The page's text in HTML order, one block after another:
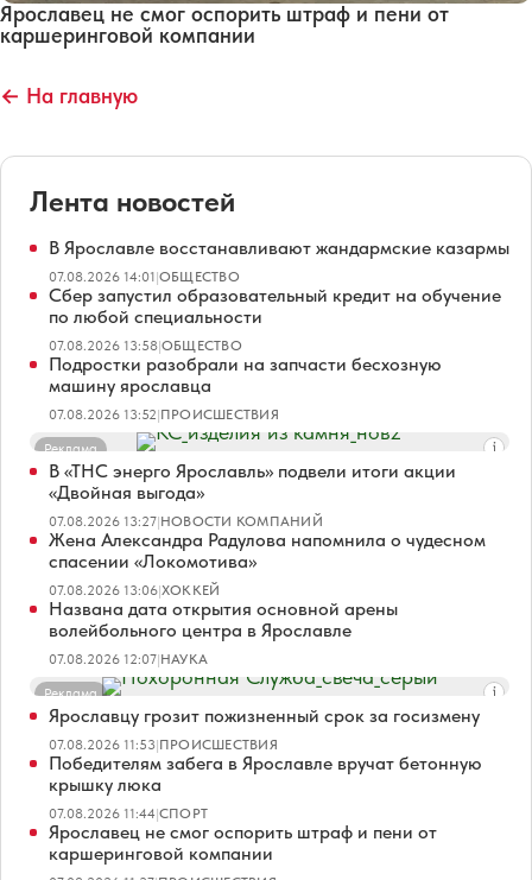
Ярославец не смог оспорить штраф и пени от
каршеринговой компании
← На главную
Лента новостей
В Ярославле восстанавливают жандармские казармы
07.08.2026 14:01|ОБЩЕСТВО
Сбер запустил образовательный кредит на обучение
по любой специальности
07.08.2026 13:58|ОБЩЕСТВО
Подростки разобрали на запчасти бесхозную
машину ярославца
07.08.2026 13:52|ПРОИСШЕСТВИЯ
Реклама
В «ТНС энерго Ярославль» подвели итоги акции
«Двойная выгода»
07.08.2026 13:27|НОВОСТИ КОМПАНИЙ
Жена Александра Радулова напомнила о чудесном
спасении «Локомотива»
07.08.2026 13:06|ХОККЕЙ
Названа дата открытия основной арены
волейбольного центра в Ярославле
07.08.2026 12:07|НАУКА
Реклама
Ярославцу грозит пожизненный срок за госизмену
07.08.2026 11:53|ПРОИСШЕСТВИЯ
Победителям забега в Ярославле вручат бетонную
крышку люка
07.08.2026 11:44|СПОРТ
Ярославец не смог оспорить штраф и пени от
каршеринговой компании